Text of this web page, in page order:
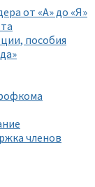
от «А» до «Я»
пособия
членов